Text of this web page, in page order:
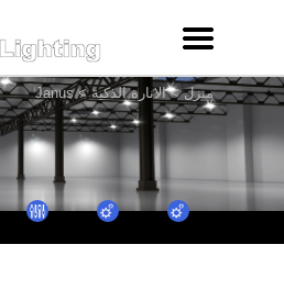
منزل>الانارة الذكية>
Janus